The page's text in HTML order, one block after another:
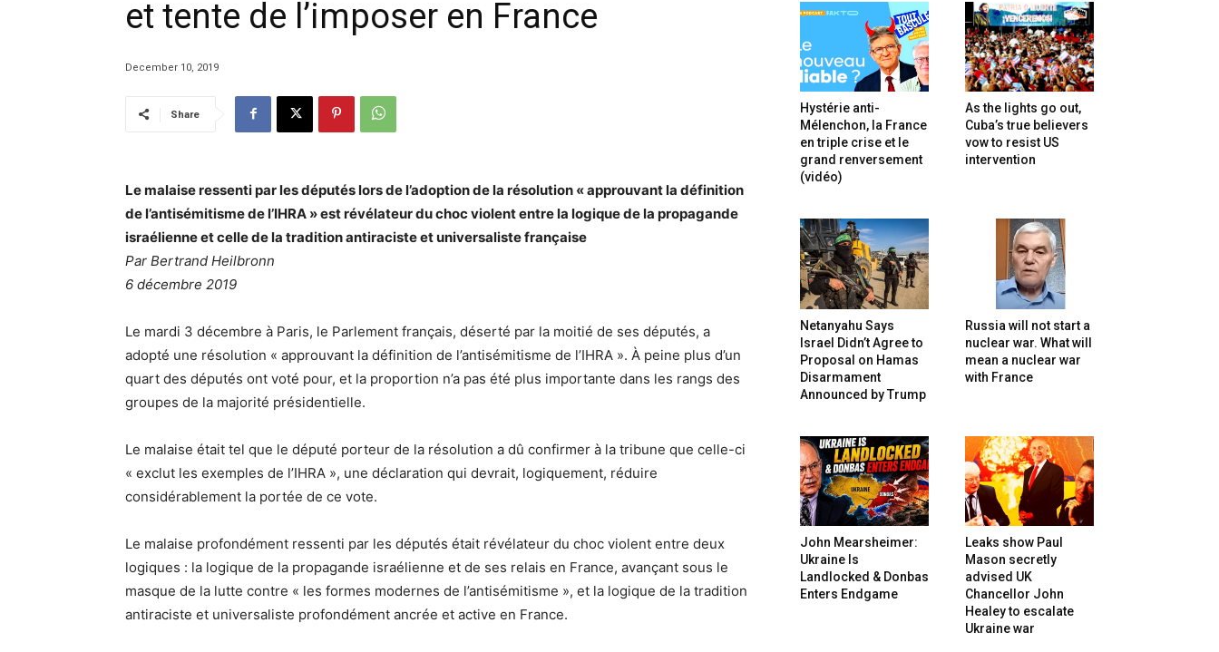
et tente de l’imposer en France
December 10, 2019
Share
Le malaise ressenti par les députés lors de l’adoption de la résolution « approuvant la définition
de l’antisémitisme de l’IHRA » est révélateur du choc violent entre la logique de la propagande
israélienne et celle de la tradition antiraciste et universaliste française
Par Bertrand Heilbronn
6 décembre 2019
Le mardi 3 décembre à Paris, le Parlement français, déserté par la moitié de ses députés, a
adopté une résolution « approuvant la définition de l’antisémitisme de l’IHRA ». À peine plus d’un
quart des députés ont voté pour, et la proportion n’a pas été plus importante dans les rangs des
groupes de la majorité présidentielle.
Le malaise était tel que le député porteur de la résolution a dû confirmer à la tribune que celle-ci
« exclut les exemples de l’IHRA », une déclaration qui devrait, logiquement, réduire
considérablement la portée de ce vote.
Le malaise profondément ressenti par les députés était révélateur du choc violent entre deux
logiques : la logique de la propagande israélienne et de ses relais en France, avançant sous le
masque de la lutte contre « les formes modernes de l’antisémitisme », et la logique de la tradition
antiraciste et universaliste profondément ancrée et active en France.
Hystérie anti-
Mélenchon, la France
en triple crise et le
grand renversement
(vidéo)
As the lights go out,
Cuba’s true believers
vow to resist US
intervention
Netanyahu Says
Israel Didn’t Agree to
Proposal on Hamas
Disarmament
Announced by Trump
Russia will not start a
nuclear war. What will
mean a nuclear war
with France
John Mearsheimer:
Ukraine Is
Landlocked & Donbas
Enters Endgame
Leaks show Paul
Mason secretly
advised UK
Chancellor John
Healey to escalate
Ukraine war